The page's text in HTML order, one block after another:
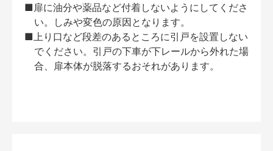
■扉に油分や薬品など付着しないようにしてくださ
い。しみや変色の原因となります。
■上り口など段差のあるところに引戸を設置しない
でください。引戸の下車が下レールから外れた場
合、扉本体が脱落するおそれがあります。